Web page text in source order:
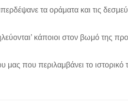
τα οράματα και τις
κάποιοι στον βωμό της
μας που περιλαμβάνει το